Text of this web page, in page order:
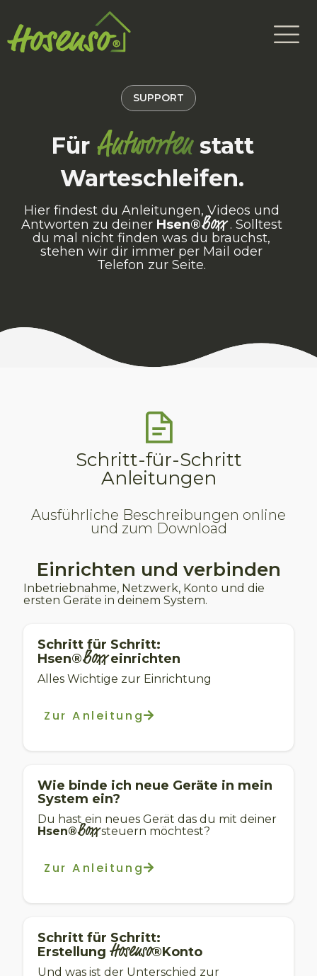
SUPPORT
FürAntworten statt
Warteschleifen.
Hier findest du Anleitungen, Videos und
Antworten zu deiner Hsen®Boxx. Solltest
du mal nicht finden was du brauchst,
stehen wir dir immer per Mail oder
Telefon zur Seite.
Schritt-für-Schritt
Anleitungen
Ausführliche Beschreibungen online
und zum Download
Einrichten und verbinden
Inbetriebnahme, Netzwerk, Konto und die
ersten Geräte in deinem System.
Schritt für Schritt:
Hsen®Boxxeinrichten
Alles Wichtige zur Einrichtung
Zur Anleitung
Wie binde ich neue Geräte in mein
System ein?
Du hast ein neues Gerät das du mit deiner
Hsen®Boxxsteuern möchtest?
Zur Anleitung
Schritt für Schritt:
Erstellung Hosenso®Konto
Und was ist der Unterschied zur